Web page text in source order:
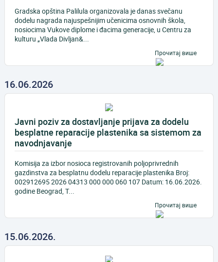
Gradska opština Palilula organizovala je danas svečanu
dodelu nagrada najuspešnijim učenicima osnovnih škola,
nosiocima Vukove diplome i đacima generacije, u Centru za
kulturu „Vlada Divljan&...
Прочитај више
16.06.2026
Javni poziv za dostavljanje prijava za dodelu
besplatne reparacije plastenika sa sistemom za
navodnjavanje
Komisija za izbor nosioca registrovanih poljoprivrednih
gazdinstva za besplatnu dodelu reparacije plastenika Broj:
002912695 2026 04313 000 000 060 107 Datum: 16.06.2026.
godine Beograd, T...
Прочитај више
15.06.2026.